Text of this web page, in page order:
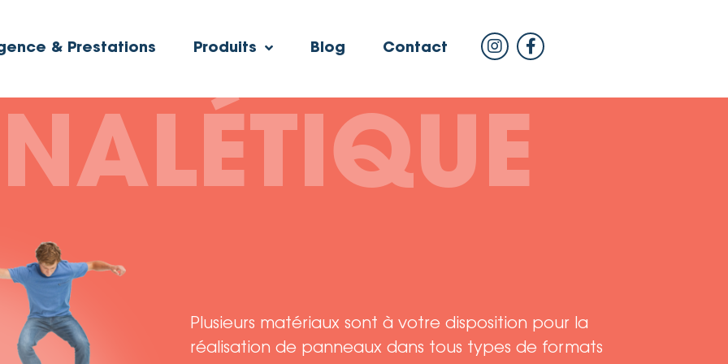
& Prestations Produits Blog Contact
Plusieurs matériaux sont à votre disposition pour la
réalisation de panneaux dans tous types de formats